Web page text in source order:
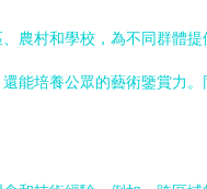
農村和學校，為不同群體
能培養公眾的藝術鑒賞力